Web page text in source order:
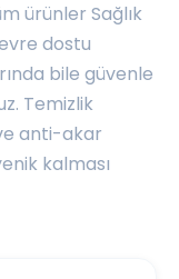
ürünler Sağlık
dostu
bile güvenle
Temizlik
anti-akar
kalması